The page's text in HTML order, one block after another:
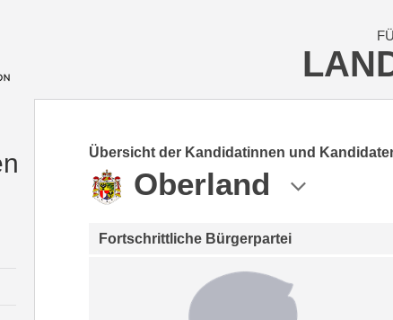
Übersicht der Kandidatinnen und
Oberland
Fortschrittliche Bürgerpartei